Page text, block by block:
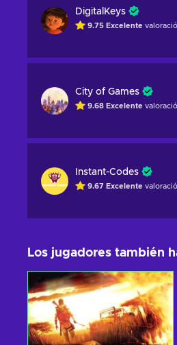
DigitalKeys
9.75 Excelente
City of Games
9.68 Excelente
Instant-Codes
9.67 Excelente
Los jugadores también